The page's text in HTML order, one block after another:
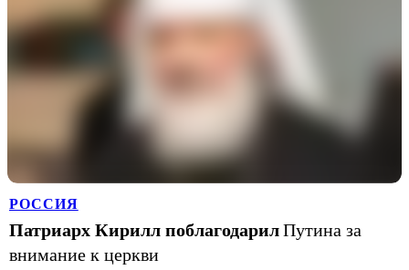
РОССИЯ
Патриарх Кирилл поблагодарилПутина за
внимание к церкви